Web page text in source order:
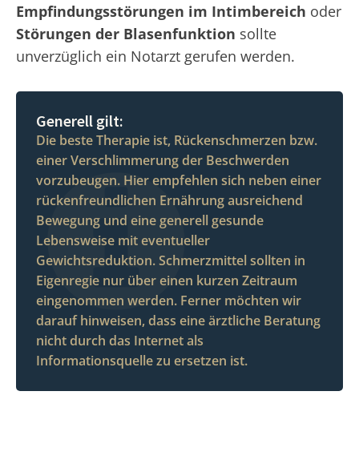
Empfindungsstörungen im Intimbereich oder
Störungen der Blasenfunktion sollte
unverzüglich ein Notarzt gerufen werden.
Generell gilt:
Die beste Therapie ist, Rückenschmerzen bzw.
einer Verschlimmerung der Beschwerden
vorzubeugen. Hier empfehlen sich neben einer
rückenfreundlichen Ernährung ausreichend
Bewegung und eine generell gesunde
Lebensweise mit eventueller
Gewichtsreduktion. Schmerzmittel sollten in
Eigenregie nur über einen kurzen Zeitraum
eingenommen werden. Ferner möchten wir
darauf hinweisen, dass eine ärztliche Beratung
nicht durch das Internet als
Informationsquelle zu ersetzen ist.